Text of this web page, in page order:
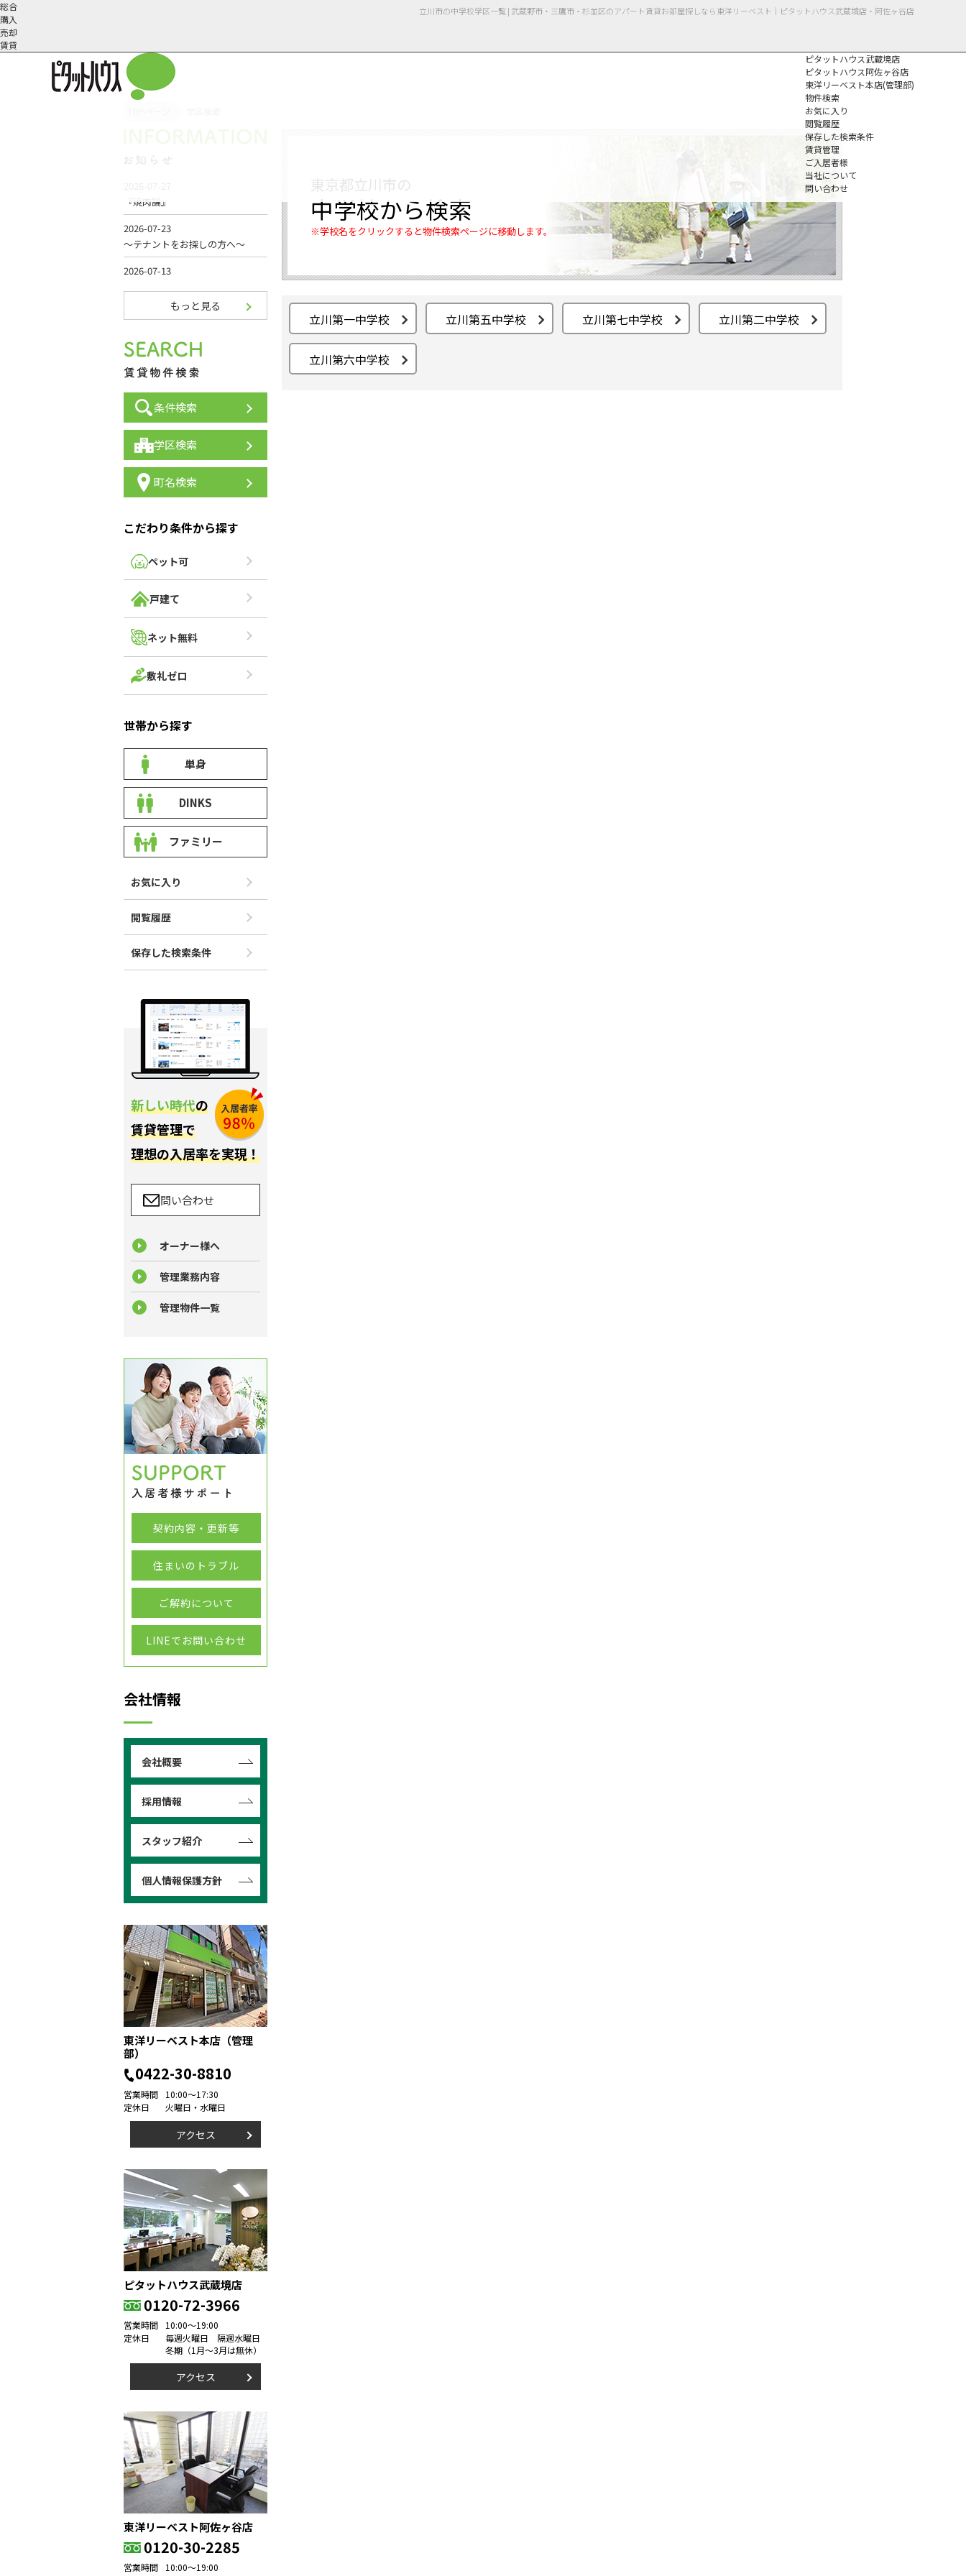
立川市の中学校学区一覧 | 武蔵野市・三鷹市・杉並区のアパート賃貸お部屋探しなら東洋リーベスト｜ピタットハウス武蔵境店・阿佐ヶ谷店
総合
購入
売却
賃貸
ピタットハウス武蔵境店
ピタットハウス阿佐ヶ谷店
東洋リーベスト本店(管理部)
物件検索
お気に入り
閲覧履歴
保存した検索条件
賃貸管理
ご入居者様
当社について
問い合わせ
東京都立川市の
中学校から検索
※学校名をクリックすると物件検索ページに移動します。
立川第一中学校 立川第五中学校 立川第七中学校 立川第二中学校
立川第六中学校
もっと見る
条件検索
学区検索
町名検索
こだわり条件から探す
ペット可
戸建て
ネット無料
敷礼ゼロ
世帯から探す
単身
DINKS
ファミリー
お気に入り
閲覧履歴
保存した検索条件
新しい時代の
賃貸管理で
理想の入居率を実現！
問い合わせ
オーナー様へ
管理業務内容
管理物件一覧
契約内容・更新等
住まいのトラブル
ご解約について
LINEでお問い合わせ
会社情報
会社概要
採用情報
スタッフ紹介
個人情報保護方針
東洋リーベスト本店（管理
部）
0422-30-8810
営業時間
10:00～17:30
定休日
火曜日・水曜日
アクセス
ピタットハウス武蔵境店
0120-72-3966
営業時間
10:00～19:00
定休日
毎週火曜日 隔週水曜日
冬期（1月～3月は無休）
アクセス
東洋リーベスト阿佐ヶ谷店
0120-30-2285
営業時間
10:00～19:00